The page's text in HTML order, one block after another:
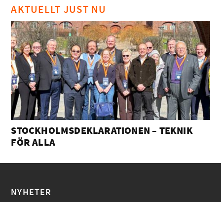
AKTUELLT JUST NU
STOCKHOLMSDEKLARATIONEN – TEKNIK
FÖR ALLA
NYHETER